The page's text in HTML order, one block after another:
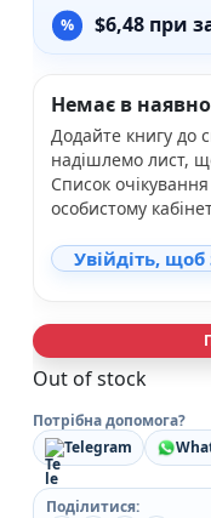
$6,48 при
Немає в
Додайте книгу до
надішлемо лист,
Список
особистому
Увійдіть,
Out of stock
Потрібна допомога?
Telegram
Поділитися: